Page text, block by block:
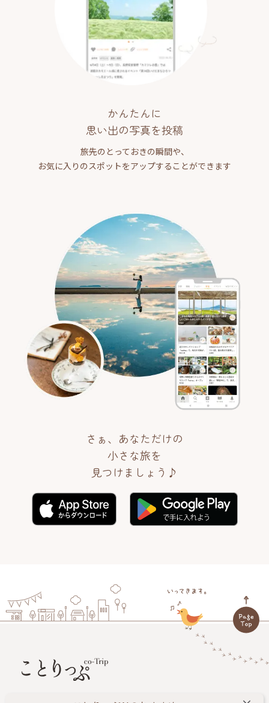
かんたんに
思い出の写真を投稿
旅先のとっておきの瞬間や、
お気に入りのスポットをアップすることができます
さぁ、あなただけの
小さな旅を
見つけましょう♪